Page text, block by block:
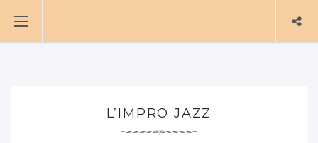
L’IMPRO JAZZ